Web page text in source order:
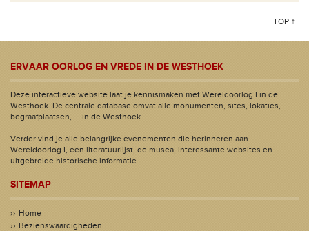
TOP ↑
ERVAAR OORLOG EN VREDE IN DE WESTHOEK
Deze interactieve website laat je kennismaken met Wereldoorlog I in de
Westhoek. De centrale database omvat alle monumenten, sites, lokaties,
begraafplaatsen, ... in de Westhoek.
Verder vind je alle belangrijke evenementen die herinneren aan
Wereldoorlog I, een literatuurlijst, de musea, interessante websites en
uitgebreide historische informatie.
SITEMAP
Home
Bezienswaardigheden